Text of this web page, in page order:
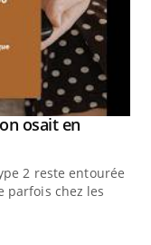
osait en
2 reste entourée
parfois chez les